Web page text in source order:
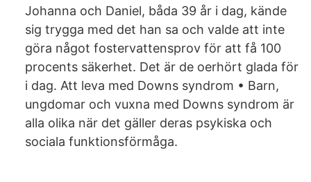
Johanna och Daniel, båda 39 år i dag, kände
sig trygga med det han sa och valde att inte
göra något fostervattensprov för att få 100
procents säkerhet. Det är de oerhört glada för
i dag. Att leva med Downs syndrom • Barn,
ungdomar och vuxna med Downs syndrom är
alla olika när det gäller deras psykiska och
sociala funktionsförmåga.